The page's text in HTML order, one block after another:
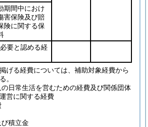
期間中におけ
害保険及び賠
険に関する保
要と認める経
げる経費については、補助対象経費から
。
日常生活を営むための経費及び関係団体
営に関する経費
積立金